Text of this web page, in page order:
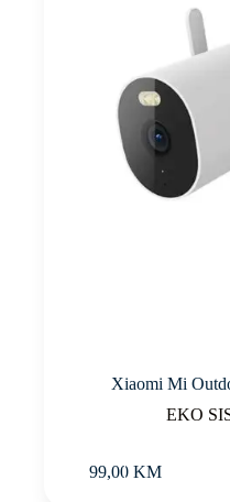
Xiaomi Mi
EKO
99,00 KM